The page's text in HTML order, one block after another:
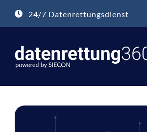
Inhalt
24/7 Datenrettungsdienst